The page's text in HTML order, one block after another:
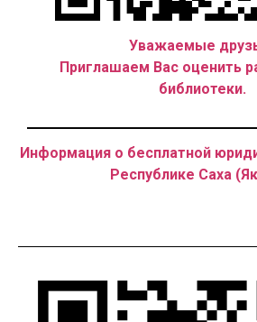
Уважаемые
Приглашаем Вас оценить
библиотеки.
Информация о бесплатной
Республике Саха